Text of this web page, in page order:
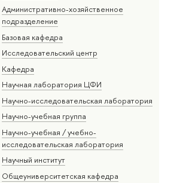
Административно-хозяйственное
подразделение
Базовая кафедра
Исследовательский центр
Кафедра
Научная лаборатория ЦФИ
Научно-исследовательская лаборатория
Научно-учебная группа
Научно-учебная / учебно-
исследовательская лаборатория
Научный институт
Общеуниверситетская кафедра